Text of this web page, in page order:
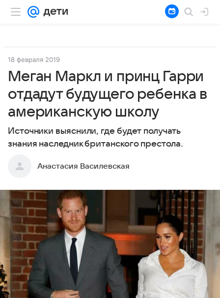
18 февраля 2019
Меган Маркл и принц Гарри
отдадут будущего ребенка в
американскую школу
Источники выяснили, где будет получать
знания наследник британского престола.
Анастасия Василевская